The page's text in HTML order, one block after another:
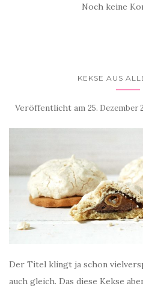
Noch keine
KEKSE AUS
Veröffentlicht am 25. Dezember
Der Titel klingt ja schon
auch gleich. Das diese Kekse